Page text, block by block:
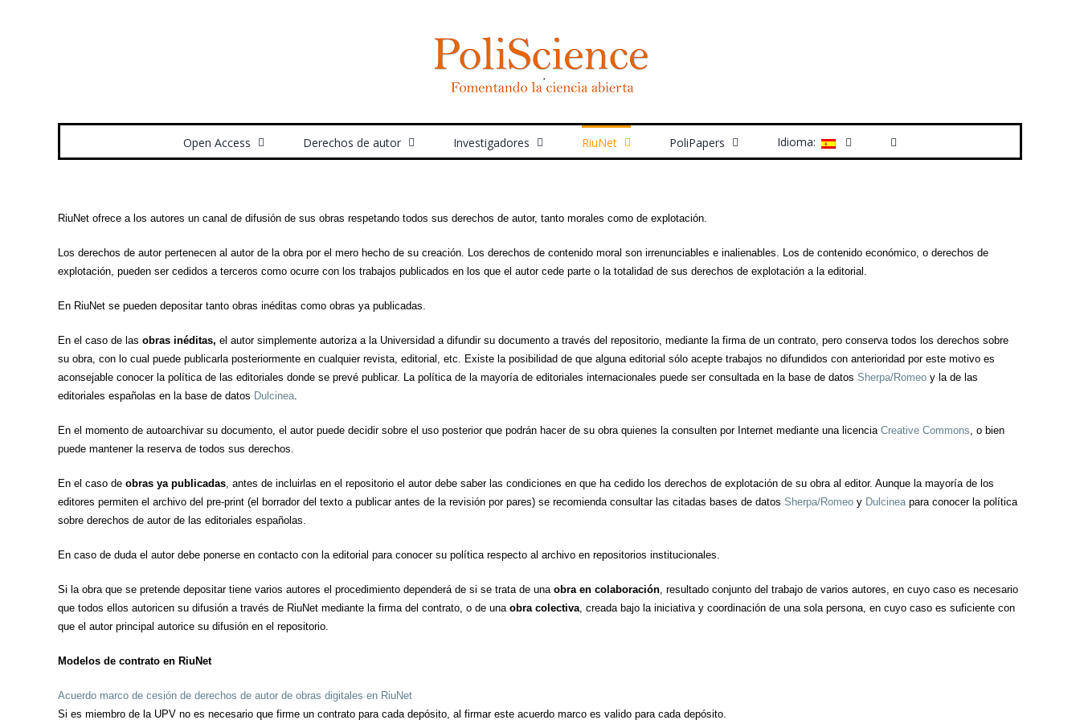
Open Access Derechos de autor Investigadores RiuNet PoliPapers Idioma:
RiuNet ofrece a los autores un canal de difusión de sus obras respetando todos sus derechos de autor, tanto morales como de explotación.
Los derechos de autor pertenecen al autor de la obra por el mero hecho de su creación. Los derechos de contenido moral son irrenunciables e inalienables. Los de contenido económico, o derechos de
explotación, pueden ser cedidos a terceros como ocurre con los trabajos publicados en los que el autor cede parte o la totalidad de sus derechos de explotación a la editorial.
En RiuNet se pueden depositar tanto obras inéditas como obras ya publicadas.
En el caso de las obras inéditas, el autor simplemente autoriza a la Universidad a difundir su documento a través del repositorio, mediante la firma de un contrato, pero conserva todos los derechos sobre
su obra, con lo cual puede publicarla posteriormente en cualquier revista, editorial, etc. Existe la posibilidad de que alguna editorial sólo acepte trabajos no difundidos con anterioridad por este motivo es
aconsejable conocer la política de las editoriales donde se prevé publicar. La política de la mayoría de editoriales internacionales puede ser consultada en la base de datos Sherpa/Romeo y la de las
editoriales españolas en la base de datos Dulcinea.
En el momento de autoarchivar su documento, el autor puede decidir sobre el uso posterior que podrán hacer de su obra quienes la consulten por Internet mediante una licencia Creative Commons, o bien
puede mantener la reserva de todos sus derechos.
En el caso de obras ya publicadas, antes de incluirlas en el repositorio el autor debe saber las condiciones en que ha cedido los derechos de explotación de su obra al editor. Aunque la mayoría de los
editores permiten el archivo del pre-print (el borrador del texto a publicar antes de la revisión por pares) se recomienda consultar las citadas bases de datos Sherpa/Romeo y Dulcineapara conocer la política
sobre derechos de autor de las editoriales españolas.
En caso de duda el autor debe ponerse en contacto con la editorial para conocer su política respecto al archivo en repositorios institucionales.
Si la obra que se pretende depositar tiene varios autores el procedimiento dependerá de si se trata de una obra en colaboración, resultado conjunto del trabajo de varios autores, en cuyo caso es necesario
que todos ellos autoricen su difusión a través de RiuNet mediante la firma del contrato, o de una obra colectiva, creada bajo la iniciativa y coordinación de una sola persona, en cuyo caso es suficiente con
que el autor principal autorice su difusión en el repositorio.
Modelos de contrato en RiuNet
Acuerdo marco de cesión de derechos de autor de obras digitales en RiuNet
Si es miembro de la UPV no es necesario que firme un contrato para cada depósito, al firmar este acuerdo marco es valido para cada depósito.